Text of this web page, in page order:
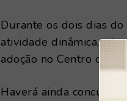
Durante os dois dias
atividade dinâmica,
adoção no Centro de
Haverá ainda